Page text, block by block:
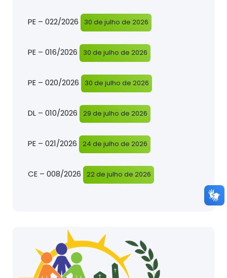
PE – 022/2026 30 de julho de 2026
PE – 016/2026 30 de julho de 2026
PE – 020/2026 30 de julho de 2026
DL – 010/2026 29 de julho de 2026
PE – 021/2026 24 de julho de 2026
CE – 008/2026 22 de julho de 2026